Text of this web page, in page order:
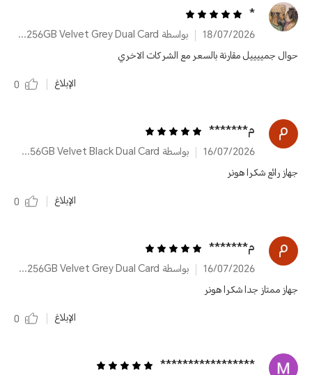
*
18/07/2026
بواسطة HONOR X8d 8GB+256GB Velvet Grey Dual Card
حوال جمييييل مقارنة بالسعر مع الشركات الاخري
الإبلاغ
0
م*******
16/07/2026
بواسطة HONOR X8d 8GB+256GB Velvet Black Dual Card
جهاز رائع شكرا هونر
الإبلاغ
0
م*******
16/07/2026
بواسطة HONOR X8d 8GB+256GB Velvet Grey Dual Card
جهاز ممتاز جدا شكرا هونر
الإبلاغ
0
‪*****************